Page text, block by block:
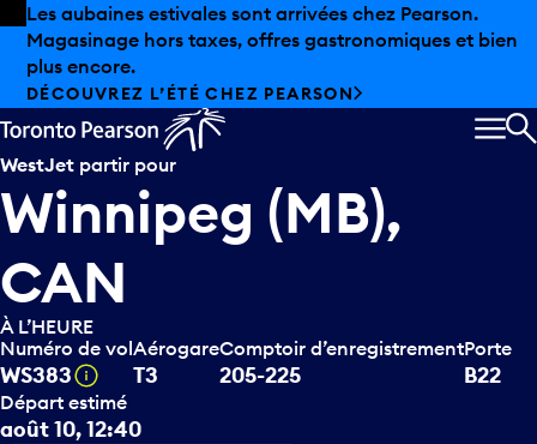
Skip to offers
Passer au contenu principal
Les aubaines estivales sont arrivées chez Pearson.
Magasinage hors taxes, offres gastronomiques et bien
plus encore.
DÉCOUVREZ L’ÉTÉ CHEZ PEARSON
WestJet partir pour
Winnipeg (MB),
CAN
À L’HEURE
Numéro de vol
WS383 Infobulle
Aérogare
T3
Comptoir d’enregistrement
205-225
Porte
B22
Départ estimé
août 10, 12:40